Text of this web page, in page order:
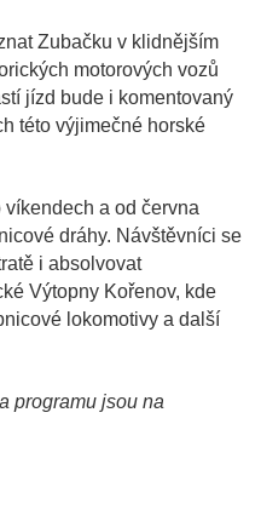
Zubačku v klidnějším
motorových vozů
jízd bude i komentovaný
této výjimečné horské
a od června
dráhy. Návštěvníci se
i absolvovat
Výtopny Kořenov, kde
lokomotivy a další
programu jsou na